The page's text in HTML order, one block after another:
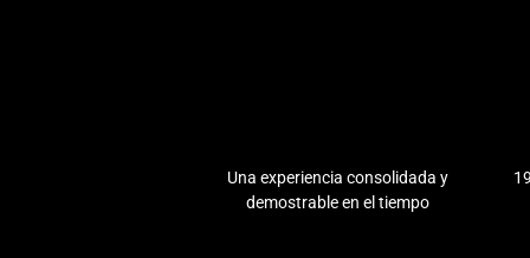
Una experiencia consolidada y
demostrable en el tiempo